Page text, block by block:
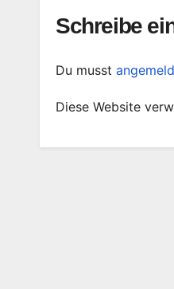
Schreibe
Du musst
Diese Website